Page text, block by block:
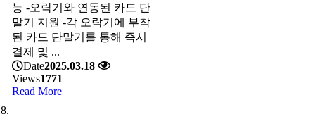
능 -오락기와 연동된 카드 단
말기 지원 -각 오락기에 부착
된 카드 단말기를 통해 즉시
결제 및 ...
Date2025.03.18
Views1771
Read More